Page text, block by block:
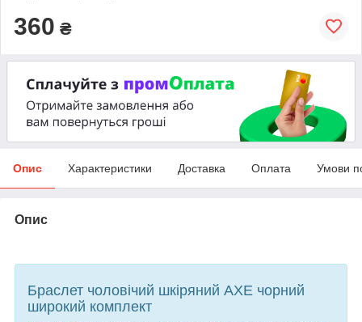
360 ₴
Опис Характеристики Доставка Оплата Умови
Опис
Браслет чоловічий шкіряний AXE чорний
широкий комплект